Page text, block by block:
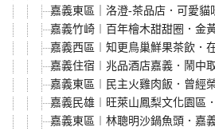
嘉義東區｜洛澄-茶品店．可愛貓
嘉義竹崎︱百年檜木甜甜圈．金
嘉義西區︱知更鳥巢鮮果茶飲．
嘉義住宿︱兆品酒店嘉義．鬧中
嘉義東區︱民主火雞肉飯．曾經
嘉義民雄︱旺萊山鳳梨文化園區
嘉義東區︱林聰明沙鍋魚頭．嘉